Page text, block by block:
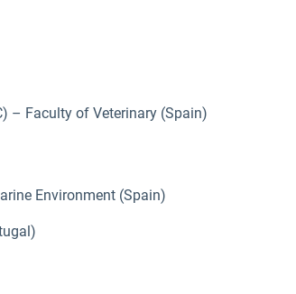
– Faculty of Veterinary (Spain)
Environment (Spain)